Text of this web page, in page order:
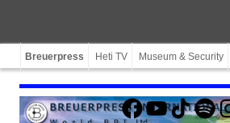
Breuerpress Heti TV Museum & Security
Facebook
YouTube
TikTokSpotify